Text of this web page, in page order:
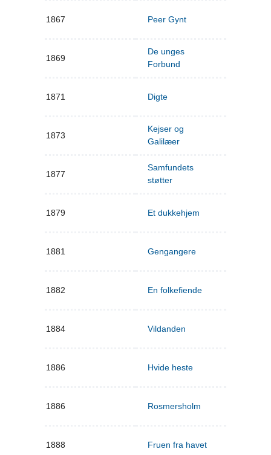
1867 Peer Gynt
1869
De unges
Forbund
1871 Digte
1873
Kejser og
Galilæer
1877
Samfundets
støtter
1879 Et dukkehjem
1881 Gengangere
1882 En folkefiende
1884 Vildanden
1886 Hvide heste
1886 Rosmersholm
1888 Fruen fra havet